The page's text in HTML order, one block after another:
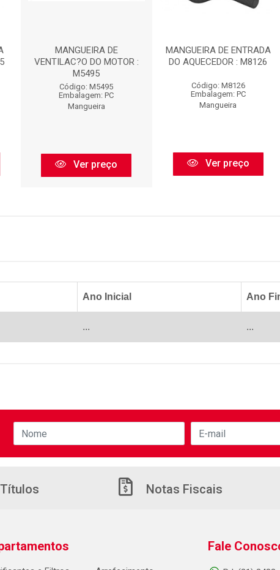
MANGUEIRA DE
VENTILAC?O DO MOTOR :
M5495
Código: M5495
Embalagem: PC
Mangueira
Ver preço
MANGUEIRA DE ENTRADA
DO AQUECEDOR : M8126
Código: M8126
Embalagem: PC
Mangueira
Ver preço
Ano Inicial Ano
... ...
Títulos Notas Fiscais
Fale